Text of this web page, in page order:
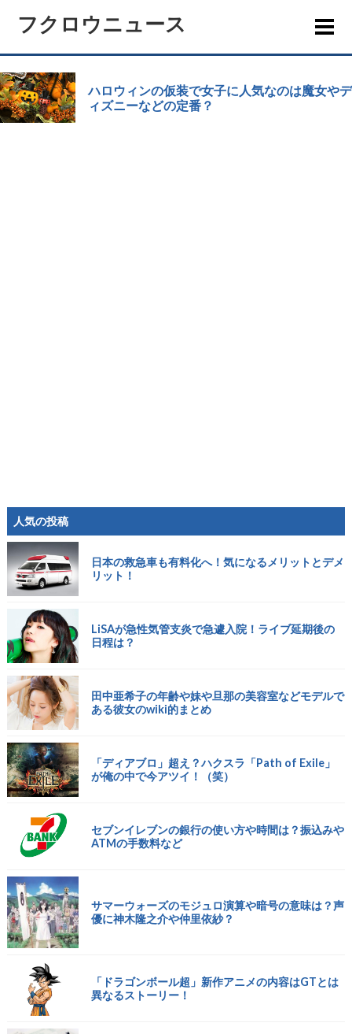
フクロウニュース
ハロウィンの仮装で女子に人気なのは魔女やデ
ィズニーなどの定番？
人気の投稿
日本の救急車も有料化へ！気になるメリットとデメ
リット！
LiSAが急性気管支炎で急遽入院！ライブ延期後の
日程は？
田中亜希子の年齢や妹や旦那の美容室などモデルで
ある彼女のwiki的まとめ
「ディアブロ」超え？ハクスラ「Path of Exile」
が俺の中で今アツイ！（笑）
セブンイレブンの銀行の使い方や時間は？振込みや
ATMの手数料など
サマーウォーズのモジュロ演算や暗号の意味は？声
優に神木隆之介や仲里依紗？
「ドラゴンボール超」新作アニメの内容はGTとは
異なるストーリー！